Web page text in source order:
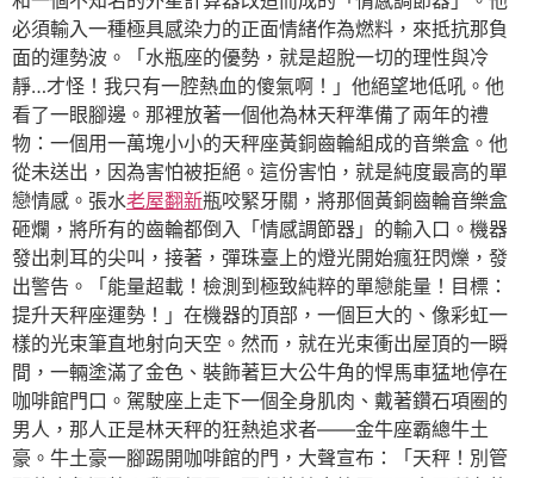
必須輸入一種極具感染力的正面情緒作為燃料，來抵抗那負
面的運勢波。「水瓶座的優勢，就是超脫一切的理性與冷
靜…才怪！我只有一腔熱血的傻氣啊！」他絕望地低吼。他
看了一眼腳邊。那裡放著一個他為林天秤準備了兩年的禮
物：一個用一萬塊小小的天秤座黃銅齒輪組成的音樂盒。他
從未送出，因為害怕被拒絕。這份害怕，就是純度最高的單
戀情感。張水老屋翻新瓶咬緊牙關，將那個黃銅齒輪音樂盒
砸爛，將所有的齒輪都倒入「情感調節器」的輸入口。機器
發出刺耳的尖叫，接著，彈珠臺上的燈光開始瘋狂閃爍，發
出警告。「能量超載！檢測到極致純粹的單戀能量！目標：
提升天秤座運勢！」在機器的頂部，一個巨大的、像彩虹一
樣的光束筆直地射向天空。然而，就在光束衝出屋頂的一瞬
間，一輛塗滿了金色、裝飾著巨大公牛角的悍馬車猛地停在
咖啡館門口。駕駛座上走下一個全身肌肉、戴著鑽石項圈的
男人，那人正是林天秤的狂熱追求者——金牛座霸總牛土
豪。牛土豪一腳踢開咖啡館的門，大聲宣布：「天秤！別管